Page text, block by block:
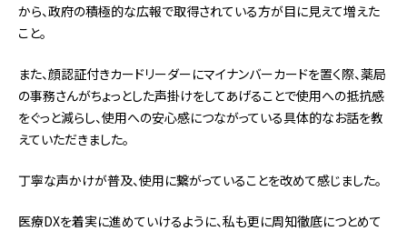
から、政府の積極的な広報で取得されている方が目に見えて増えた
こと。
また、顔認証付きカードリーダーにマイナンバーカードを置く際、薬局
の事務さんがちょっとした声掛けをしてあげることで使用への抵抗感
をぐっと減らし、使用への安心感につながっている具体的なお話を教
えていただきました。
丁寧な声かけが普及、使用に繋がっていることを改めて感じました。
医療DXを着実に進めていけるように、私も更に周知徹底につとめて